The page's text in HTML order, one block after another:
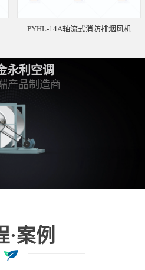
PYHL-14A轴流式消防排烟风机
永利空调
产品制造商
·案例